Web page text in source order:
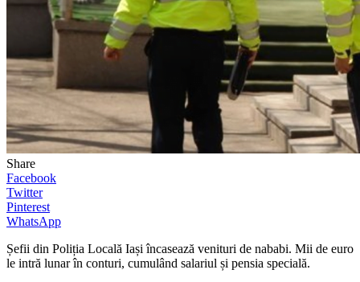
Share
Facebook
Twitter
Pinterest
WhatsApp
Șefii din Poliția Locală Iași încasează venituri de nababi. Mii de euro
le intră lunar în conturi, cumulând salariul și pensia specială.